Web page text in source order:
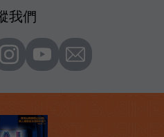
我們